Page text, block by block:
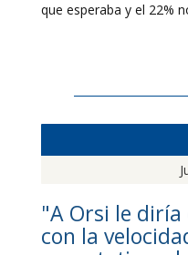
que esperaba y el 22%
"A Orsi le
con la